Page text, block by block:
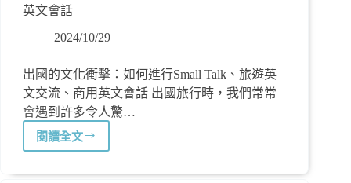
英文會話
2024/10/29
出國的文化衝擊：如何進行Small Talk、旅遊英
文交流、商用英文會話 出國旅行時，我們常常
會遇到許多令人驚…
閱讀全文